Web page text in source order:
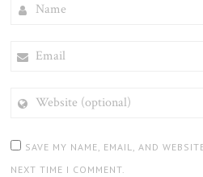
(OPTIONAL)
SAVE MY NAME, EMAIL, AND
NEXT TIME I COMMENT.